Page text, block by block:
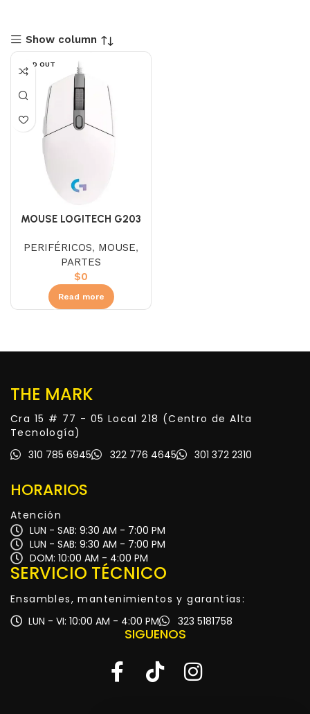
Show column
SOLD OUT
MOUSE LOGITECH G203
8.000DPI
PERIFÉRICOS, MOUSE,
PARTES
$0
Read more
THE MARK
Cra 15 # 77 - 05 Local 218 (Centro de Alta
Tecnología)
310 785 6945
322 776 4645 301 372 2310
HORARIOS
Atención
LUN - SAB: 9:30 AM - 7:00 PM
LUN - SAB: 9:30 AM - 7:00 PM
DOM: 10:00 AM - 4:00 PM
SERVICIO TÉCNICO
Ensambles, mantenimientos y garantías:
LUN - VI: 10:00 AM - 4:00 PM
323 5181758
SIGUENOS